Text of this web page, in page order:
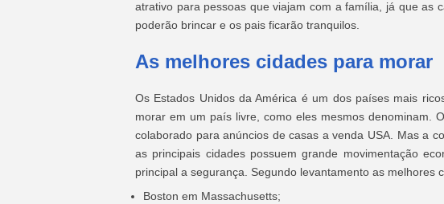
atrativo para pessoas que viajam com a família, já que as
poderão brincar e os pais ficarão tranquilos.
As melhores cidades para morar
Os Estados Unidos da América é um dos países mais
morar em um país livre, como eles mesmos denominam.
colaborado para anúncios de casas a venda USA. Mas a
as principais cidades possuem grande movimentação
principal a segurança. Segundo levantamento as melhores
Boston em Massachusetts;